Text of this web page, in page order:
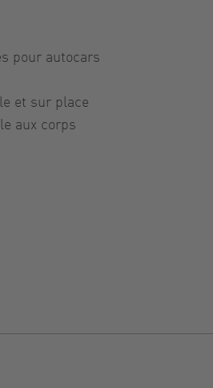
pour autocars
et sur place
aux corps